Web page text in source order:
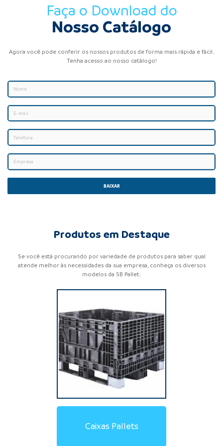
Faça o Download do
Nosso Catálogo
Agora você pode conferir os nossos produtos de forma mais rápida e fácil.
Tenha acesso ao nosso catálogo!
BAIXAR
Produtos em Destaque
Se você está procurando por variedade de produtos para saber qual
atende melhor às necessidades da sua empresa, conheça os diversos
modelos da SB Pallet.
Caixas Pallets
Estrado de Plástico
Locação de Caixas Pallet
Locação de Pallets de
Madeira
Locação de Pallets de
Plásticos
Locação de Racks
Aramados
Pallets de Contenção
Pallets de Madeira
Pallets de Plástico
Racks Metálicos